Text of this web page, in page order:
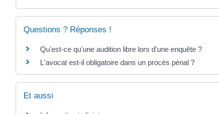
Questions ? Réponses !
Qu'est-ce qu'une audition libre lors d'une enquête ?
L'avocat est-il obligatoire dans un procès pénal ?
Et aussi